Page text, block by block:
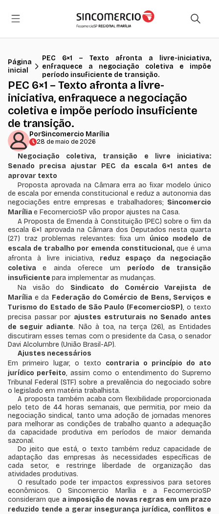
Página
inicial
PEC 6×1 – Texto afronta a livre-iniciativa,
enfraquece a negociação coletiva e impõe
período insuficiente de transição.
PEC 6×1 – Texto afronta a livre-
iniciativa, enfraquece a negociação
coletiva e impõe período insuficiente
de transição.
PorSincomercio Marília
28 de maio de 2026
Negociação coletiva, transição e livre iniciativa:
Senado precisa ajustar PEC da escala 6×1 antes de
aprovar texto
Proposta aprovada na Câmara erra ao fixar modelo único
de escala por emenda constitucional e reduz a autonomia das
negociações entre empresas e trabalhadores; Sincomercio
Marília e FecomercioSP vão propor ajustes na Casa.
A Proposta de Emenda à Constituição (PEC) sobre o fim da
escala 6×1 aprovada na Câmara dos Deputados nesta quarta
(27) traz problemas relevantes: fixa um único modelo de
escala de trabalho por emenda constitucional, que é uma
afronta à livre iniciativa, reduz espaço da negociação
coletivae ainda oferece um período de transição
insuficiente para implementar as mudanças.
Na visão do Sindicato do Comércio Varejista de
Marília e da Federação do Comércio de Bens, Serviços e
Turismo do Estado de São Paulo (FecomercioSP), o texto
precisa passar por ajustes estruturais no Senado antes
de seguir adiante. Não à toa, na terça (26), as Entidades
discutiram esses temas com o presidente da Casa, o senador
Davi Alcolumbre (União Brasil-AP).
Ajustes necessários
Em primeiro lugar, o texto contraria o princípio do ato
jurídico perfeito, assim como o entendimento do Supremo
Tribunal Federal (STF) sobre a prevalência do negociado sobre
o legislado em matéria trabalhista.
A proposta também acaba com flexibilidade proporcionada
pelo teto de 44 horas semanais, que permitia, por meio da
negociação sindical, tanto uma adoção de jornadas menores
para melhorar as condições de trabalho quanto a adequação
da capacidade produtiva em períodos de maior demanda
sazonal.
Do jeito que está, o texto também reduz capacidade de
adaptação das empresas às necessidades específicas de
cada setor, e restringe liberdade de organização das
atividades produtivas.
O resultado pode ter impactos expressivos para setores
econômicos. O Sincomercio Marília e a FecomercioSP
consideram que a imposição de novas regras em um prazo
reduzido tende a gerar insegurança jurídica, conflitos e